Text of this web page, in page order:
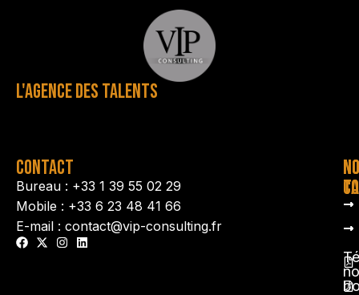
L'AGENCE DES TALENTS
CONTACT
Bureau : +33 1 39 55 02 29
Mobile : +33 6 23 48 41 66
E-mail : contact@vip-consulting.fr